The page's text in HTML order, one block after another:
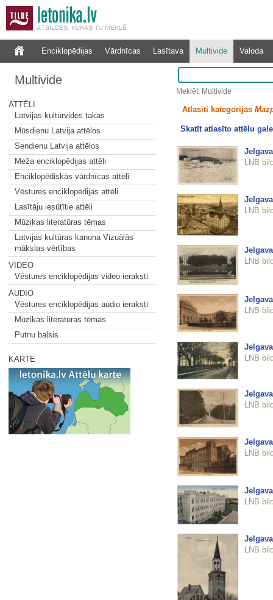
Enciklopēdijas Vārdnīcas Lasītava Multivide Valoda
Multivide
ATTĒLI
Latvijas kultūrvides takas
Mūsdienu Latvija attēlos
Sendienu Latvija attēlos
Meža enciklopēdijas attēli
Enciklopēdiskās vārdnīcas attēli
Vēstures enciklopēdijas attēli
Lasītāju iesūtītie attēli
Mūzikas literatūras tēmas
Latvijas kultūras kanona Vizuālās
mākslas vērtības
VIDEO
Vēstures enciklopēdijas video ieraksti
AUDIO
Vēstures enciklopēdijas audio ieraksti
Mūzikas literatūras tēmas
Putnu balsis
KARTE
Meklēt: Multivide
Atlasīti kategorijas
Skatīt atlasīto attēlu
LNB
LNB
LNB
LNB
LNB
LNB
LNB
LNB
LNB